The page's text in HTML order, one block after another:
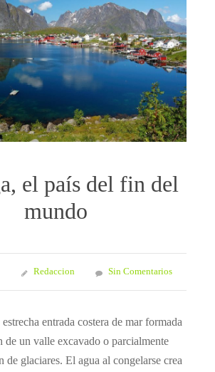
el país del fin del
mundo
Redaccion Sin Comentarios
entrada costera de mar formada
de un valle excavado o parcialmente
de glaciares. El agua al congelarse crea